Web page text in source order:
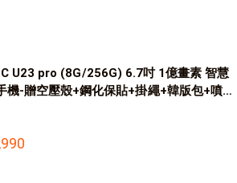
U23 pro (8G/256G) 6.7吋 1億畫素 智慧
機-贈空壓殼+鋼化保貼+掛繩+韓版包+噴劑